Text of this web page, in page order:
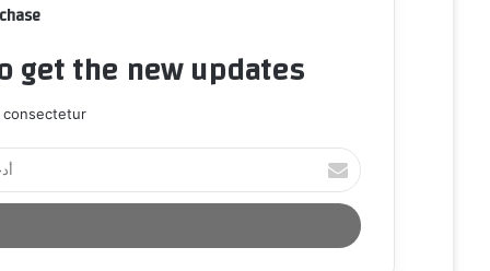
the new updates!
أ
د
خ
ل